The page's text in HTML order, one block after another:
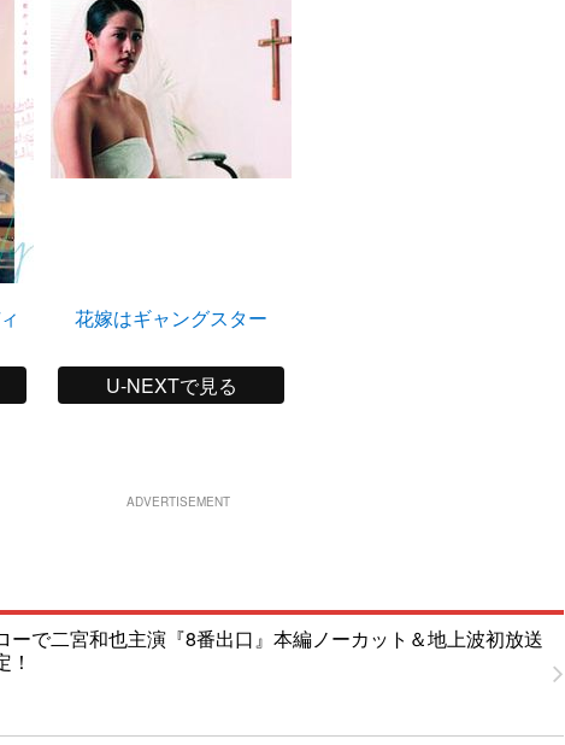
花嫁はギャングスター
U-NEXTで見る
ADVERTISEMENT
ーで二宮和也主演『8番出口』本編ノーカット＆地上波初放送
！